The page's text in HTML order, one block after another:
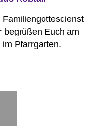
begrüßen Euch am
Pfarrgarten.